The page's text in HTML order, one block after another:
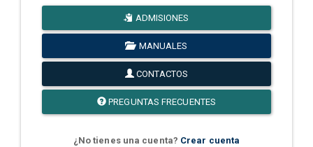
ADMISIONES
MANUALES
CONTACTOS
PREGUNTAS FRECUENTES
¿No tienes una cuenta? Crear cuenta